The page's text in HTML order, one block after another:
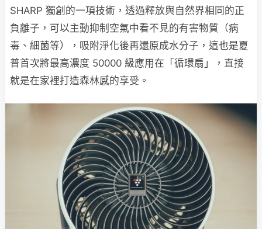
SHARP 獨創的一項技術，透過釋放與自然界相同的正
負離子，可以主動抑制空氣中看不見的有害物質（病
毒、細菌等），吸附淨化後再還原成水分子，這也是夏
普首次將最高濃度 50000 級應用在「循環扇」，直接
就是在家裡打造森林感的享受。